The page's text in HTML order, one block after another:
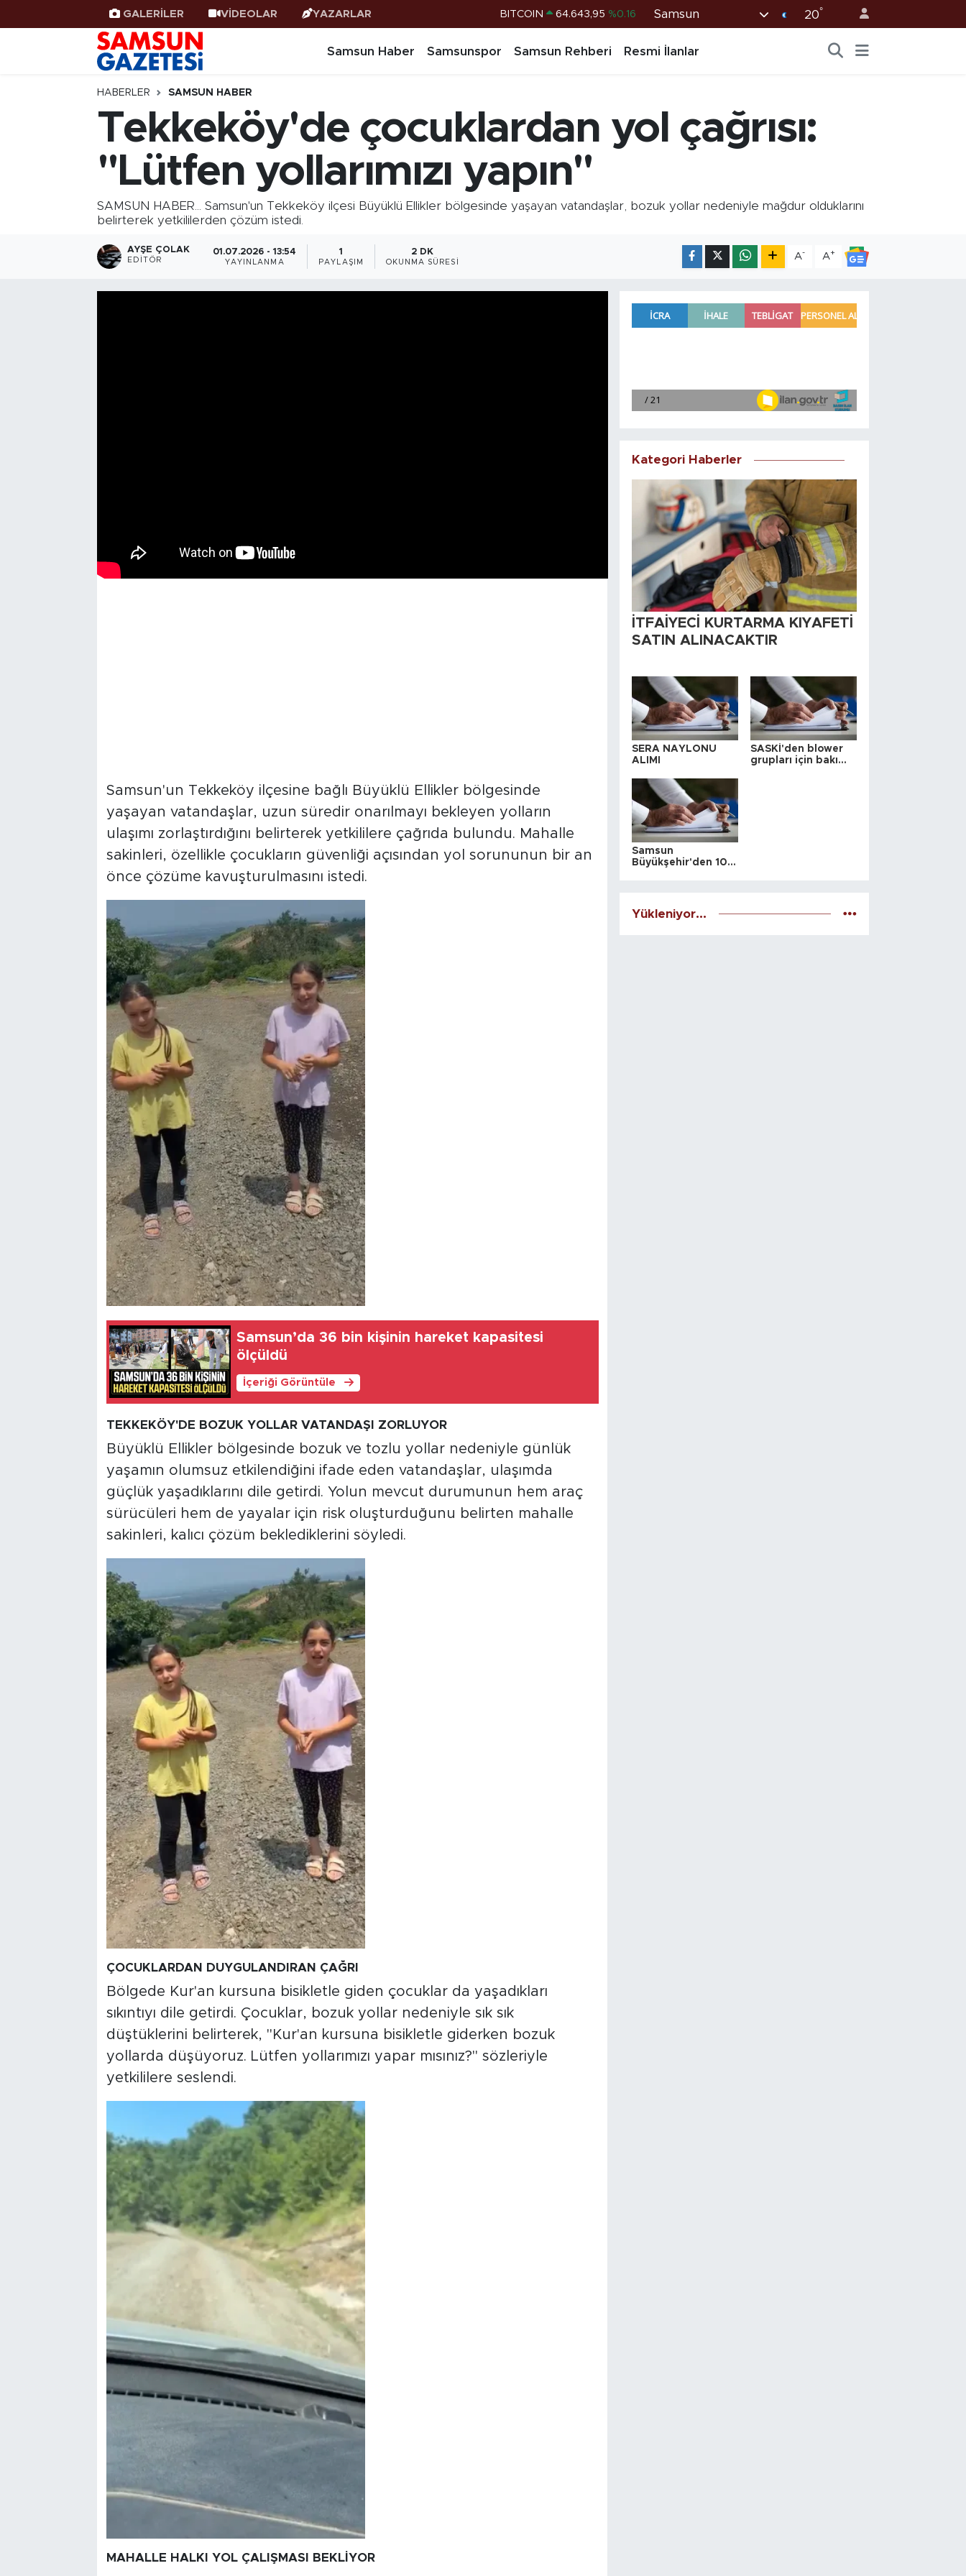
GALERİLER VİDEOLAR YAZARLAR DOLAR 47,6006 %0.06
BİST100 13.799 %70
BITCOIN 64.643,95 %0.16
Samsun 20°
Samsun Haber Samsunspor Samsun Rehberi Resmi İlanlar
HABERLER SAMSUN HABER
Tekkeköy'de çocuklardan yol çağrısı:
"Lütfen yollarımızı yapın"
SAMSUN HABER... Samsun'un Tekkeköy ilçesi Büyüklü Ellikler bölgesinde yaşayan vatandaşlar, bozuk yollar nedeniyle mağdur olduklarını
belirterek yetkililerden çözüm istedi.
AYŞE ÇOLAK
EDITÖR
01.07.2026 - 13:54
YAYINLANMA
1
PAYLAŞIM
2 DK
OKUNMA SÜRESI
A- A+
Samsun'un Tekkeköy ilçesine bağlı Büyüklü Ellikler bölgesinde
yaşayan vatandaşlar, uzun süredir onarılmayı bekleyen yolların
ulaşımı zorlaştırdığını belirterek yetkililere çağrıda bulundu. Mahalle
sakinleri, özellikle çocukların güvenliği açısından yol sorununun bir an
önce çözüme kavuşturulmasını istedi.
Samsun’da 36 bin kişinin hareket kapasitesi
ölçüldü
İçeriği Görüntüle
TEKKEKÖY'DE BOZUK YOLLAR VATANDAŞI ZORLUYOR
Büyüklü Ellikler bölgesinde bozuk ve tozlu yollar nedeniyle günlük
yaşamın olumsuz etkilendiğini ifade eden vatandaşlar, ulaşımda
güçlük yaşadıklarını dile getirdi. Yolun mevcut durumunun hem araç
sürücüleri hem de yayalar için risk oluşturduğunu belirten mahalle
sakinleri, kalıcı çözüm beklediklerini söyledi.
ÇOCUKLARDAN DUYGULANDIRAN ÇAĞRI
Bölgede Kur'an kursuna bisikletle giden çocuklar da yaşadıkları
sıkıntıyı dile getirdi. Çocuklar, bozuk yollar nedeniyle sık sık
düştüklerini belirterek, "Kur'an kursuna bisikletle giderken bozuk
yollarda düşüyoruz. Lütfen yollarımızı yapar mısınız?" sözleriyle
yetkililere seslendi.
MAHALLE HALKI YOL ÇALIŞMASI BEKLİYOR
Kategori Haberler
İTFAİYECİ KURTARMA KIYAFETİ
SATIN ALINACAKTIR
SERA NAYLONU
ALIMI
SASKİ'den blower
grupları için bakım
Samsun
Büyükşehir'den 10
Yükleniyor...
Samsun Haber
Samsunspor
Samsun Rehberi
Resmi İlanlar
Samsun Nöbetçi Eczaneler
Samsun Hava Durumu
SAMSUN Namaz Vakitleri
Samsun Trafik Yoğunluk Haritası
Süper Lig Puan Durumu ve Fikstür